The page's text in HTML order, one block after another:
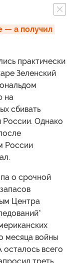
— а получил
практически
Зеленский
на
сбивать
России. Однако
России
о срочной
Центра
месяца войны
всего
треть